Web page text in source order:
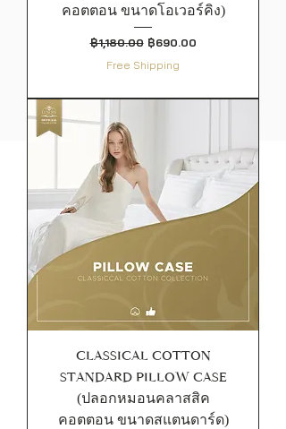
คอตตอน ขนาดโอเวอร์คิง)
ราคาปกติ
฿1,180.00 ราคาขายลด
฿690.00
Free Shipping
CLASSICAL COTTON
STANDARD PILLOW CASE
(ปลอกหมอนคลาสสิค
คอตตอน ขนาดสแตนดาร์ด)